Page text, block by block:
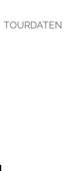
TOURDATEN